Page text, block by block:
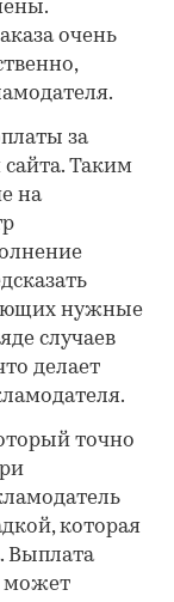
очень
за
сайта. Таким
на
нужные
случаев
делает
точно
которая
Выплата
может